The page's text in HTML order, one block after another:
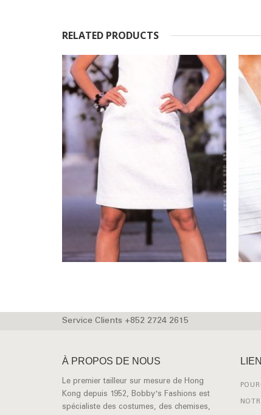
RELATED PRODUCTS
Service Clients +852 2724 2615
À PROPOS DE NOUS
Le premier tailleur sur mesure de Hong
Kong depuis 1952, Bobby's Fashions est
spécialiste des costumes, des chemises,